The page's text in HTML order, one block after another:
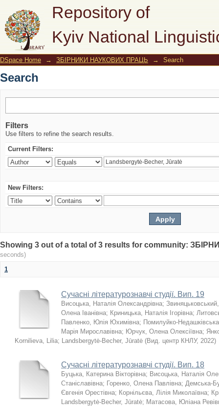
Repository of
Kyiv National
Search
DSpace Home → ЗБІРНИКИ НАУКОВИХ ПРАЦЬ → Search
Search
Filters
Use filters to refine the search results.
Current Filters:
New Filters:
Showing 3 out of a total of 3 results for community:
seconds)
1
Сучасні літературознавчі студії. Вип. 19
Висоцька, Наталія Олександрівна;
Олена Іванівна; Криницька, Наталія Ігорівна;
Павленко, Юлія Юхимівна; Помилуйко-
Марія Мирославівна; Юрчук, Олена Олексіївна;
Kornilieva, Lilia; Landsbergytė-Becher, Jūratė (Вид. центр КНЛУ, 2022)
Сучасні літературознавчі студії. Вип. 18
Буцька, Катерина Вікторівна; Висоцька, Наталія
Станіславівна; Горенко, Олена Павлівна; Демська-
Євгенія Орестівна; Корнільєва, Лілія Миколаївна;
Landsbergytė-Becher, Jūratė; Матасова, Юліана